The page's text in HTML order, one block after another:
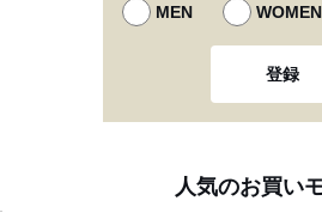
MEN WOMEN
登録
人気のお買い